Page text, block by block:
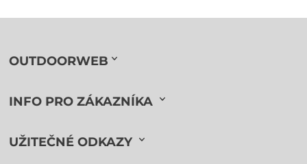
OUTDOORWEB
INFO PRO ZÁKAZNÍKA
UŽITEČNÉ ODKAZY